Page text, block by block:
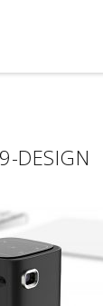
DESIGN